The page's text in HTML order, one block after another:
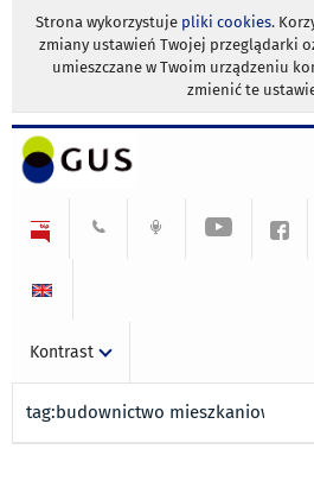
Strona wykorzystuje pliki cookies.
zmiany ustawień Twojej przeglądarki
umieszczane w Twoim urządzeniu
zmienić te
Kontrast